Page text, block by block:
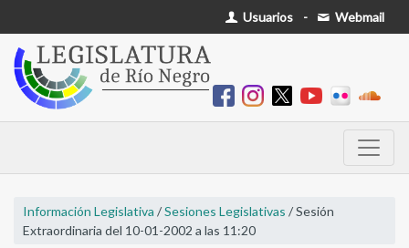
Usuarios - Webmail
Información Legislativa /Sesiones Legislativas / Sesión
Extraordinaria del 10-01-2002 a las 11:20